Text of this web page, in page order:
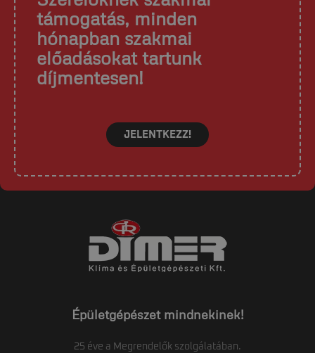
támogatás, minden
hónapban szakmai
előadásokat tartunk
díjmentesen!
JELENTKEZZ!
Épületgépészet mindnekinek!
25 éve a Megrendelők szolgálatában.